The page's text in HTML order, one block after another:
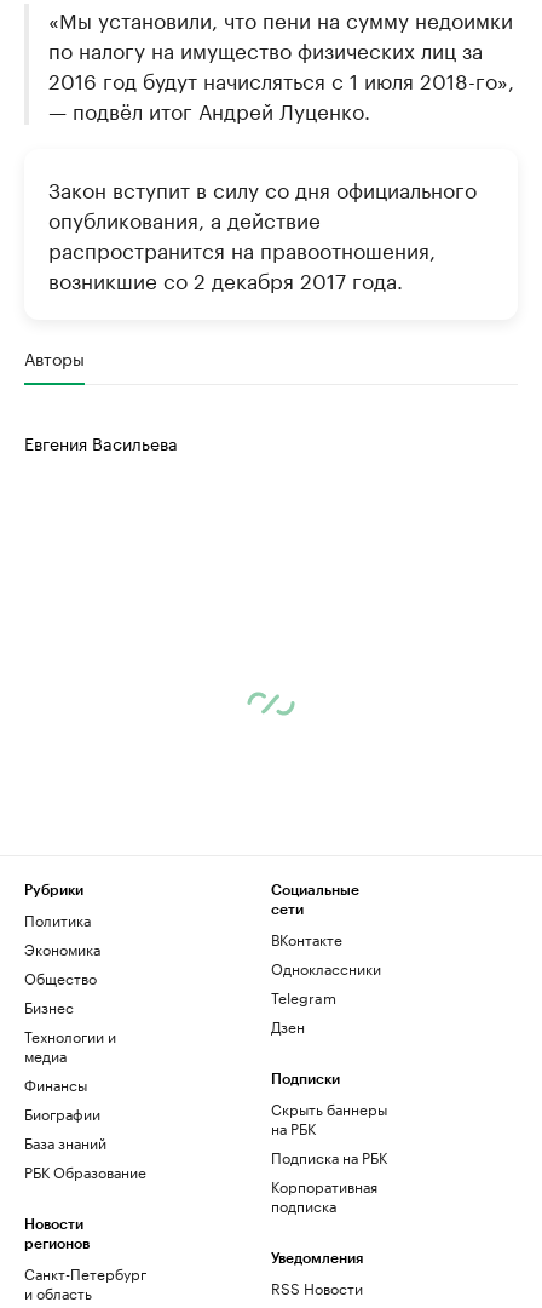
«Мы установили, что пени на сумму недоимки
по налогу на имущество физических лиц за
2016 год будут начисляться с 1 июля 2018-го»,
— подвёл итог Андрей Луценко.
Закон вступит в силу со дня официального
опубликования, а действие
распространится на правоотношения,
возникшие со 2 декабря 2017 года.
Авторы
Евгения Васильева
Рубрики
Политика
Экономика
Общество
Бизнес
Технологии и
медиа
Финансы
Биографии
База знаний
РБК Образование
Новости
регионов
Санкт-Петербург
и область
Социальные
сети
ВКонтакте
Одноклассники
Telegram
Дзен
Подписки
Скрыть баннеры
на РБК
Подписка на РБК
Корпоративная
подписка
Уведомления
RSS Новости